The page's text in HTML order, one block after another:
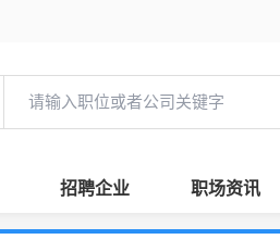
招聘企业 职场资讯